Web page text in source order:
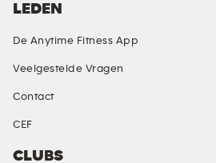
CLUBS
LEDEN
De Anytime Fitness App
Veelgestelde Vragen
Contact
CEF